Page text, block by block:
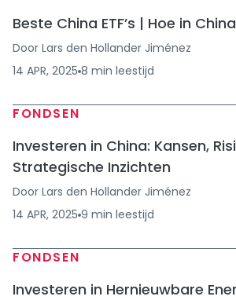
Beste China ETF’s | Hoe in
Door Lars den Hollander Jiménez
14 APR, 2025 8 min leestijd
FONDSEN
​Investeren in China: Kansen,
Strategische Inzichten
Door Lars den Hollander Jiménez
14 APR, 2025 9 min leestijd
FONDSEN
Investeren in Hernieuwbare